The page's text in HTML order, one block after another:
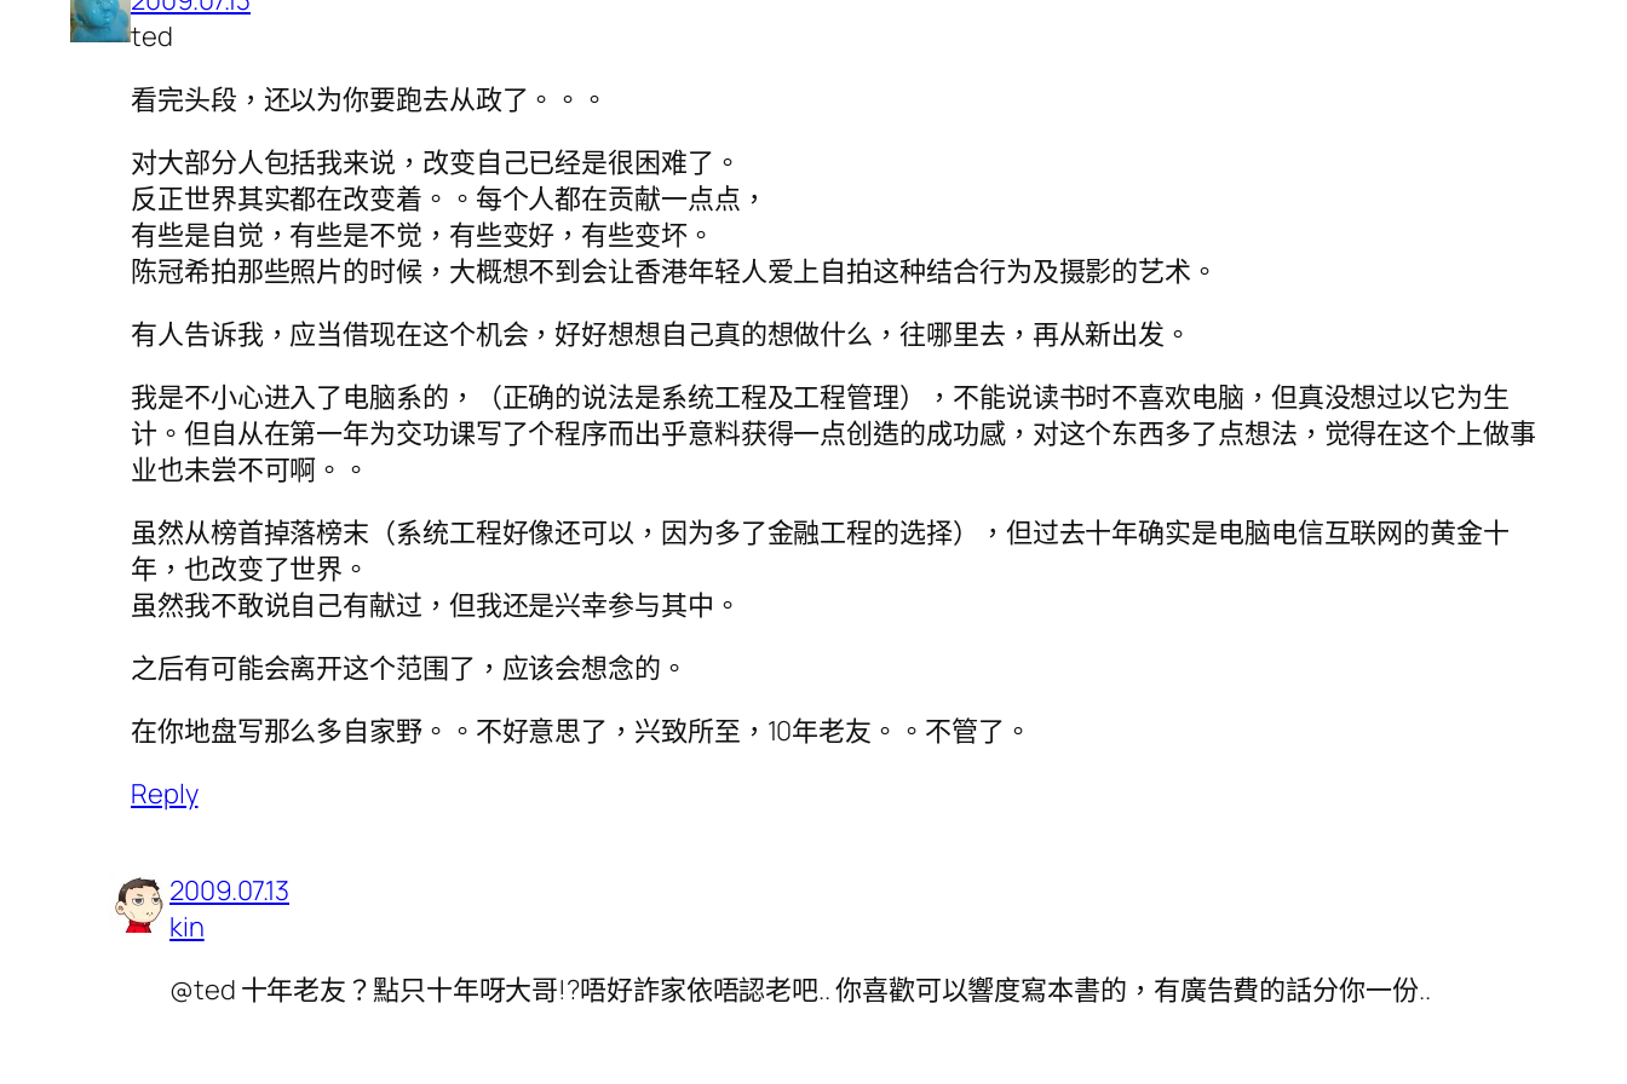
ted
看完头段，还以为你要跑去从政了。。。
对大部分人包括我来说，改变自己已经是很困难了。
反正世界其实都在改变着。。每个人都在贡献一点点，
有些是自觉，有些是不觉，有些变好，有些变坏。
陈冠希拍那些照片的时候，大概想不到会让香港年轻人爱上自拍这种结合行为及摄影的艺术。
有人告诉我，应当借现在这个机会，好好想想自己真的想做什么，往哪里去，再从新出发。
我是不小心进入了电脑系的，（正确的说法是系统工程及工程管理），不能说读书时不喜欢电脑，但真没想过以它为生
计。但自从在第一年为交功课写了个程序而出乎意料获得一点创造的成功感，对这个东西多了点想法，觉得在这个上做事
业也未尝不可啊。。
虽然从榜首掉落榜末（系统工程好像还可以，因为多了金融工程的选择），但过去十年确实是电脑电信互联网的黄金十
年，也改变了世界。
虽然我不敢说自己有献过，但我还是兴幸参与其中。
之后有可能会离开这个范围了，应该会想念的。
在你地盘写那么多自家野。。不好意思了，兴致所至，10年老友。。不管了。
Reply
2009.07.13
kin
@ted 十年老友？點只十年呀大哥!?唔好詐家依唔認老吧.. 你喜歡可以響度寫本書的，有廣告費的話分你一份..